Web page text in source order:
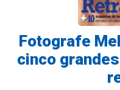
Fotografe
cinco